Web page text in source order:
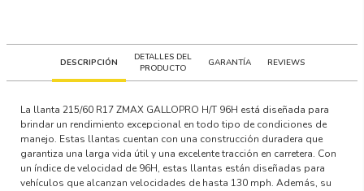
DESCRIPCIÓN
DETALLES DEL
PRODUCTO
GARANTÍA REVIEWS
La llanta 215/60 R17 ZMAX GALLOPRO H/T 96H está diseñada para
brindar un rendimiento excepcional en todo tipo de condiciones de
manejo. Estas llantas cuentan con una construcción duradera que
garantiza una larga vida útil y una excelente tracción en carretera. Con
un índice de velocidad de 96H, estas llantas están diseñadas para
vehículos que alcanzan velocidades de hasta 130 mph. Además, su